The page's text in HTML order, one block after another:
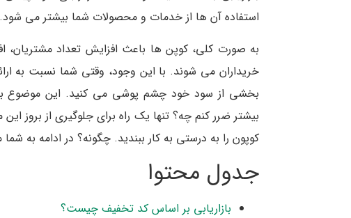
استفاده آن ها از خدمات و محصولات شما بیشتر می شود.
به صورت کلی، کوپن ها باعث افزایش تعداد مشتریان،
خریداران می شوند. با این وجود، وقتی شما نسبت به
بخشی از سود خود چشم پوشی می کنید. این موضوع
بیشتر ضرر کنم چه؟ تنها یک راه برای جلوگیری از بروز
کوپون را به درستی به کار ببندید. چگونه؟ در ادامه به
جدول محتوا
بازاریابی بر اساس کد تخفیف چیست؟